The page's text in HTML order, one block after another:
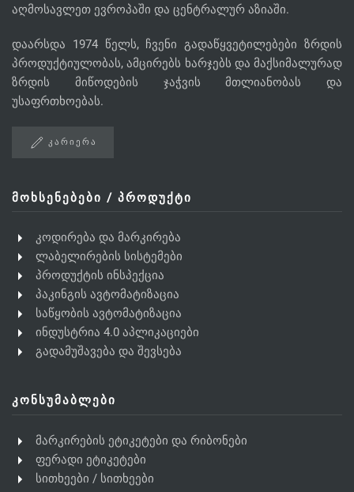
აღმოსავლეთ ევროპაში და ცენტრალურ აზიაში.
დაარსდა 1974 წელს, ჩვენი გადაწყვეტილებები ზრდის
პროდუქტიულობას, ამცირებს ხარჯებს და მაქსიმალურად
ზრდის მიწოდების ჯაჭვის მთლიანობას და
უსაფრთხოებას.
ᲙᲐᲠᲘᲔᲠᲐ
ᲛᲝᲮᲡᲔᲜᲔᲑᲔᲑᲘ / ᲞᲠᲝᲓᲣᲥᲢᲘ
კოდირება და მარკირება
ლაბელირების სისტემები
პროდუქტის ინსპექცია
პაკინგის ავტომატიზაცია
საწყობის ავტომატიზაცია
ინდუსტრია 4.0 აპლიკაციები
გადამუშავება და შევსება
ᲙᲝᲜᲡᲣᲛᲐᲑᲚᲔᲑᲘ
მარკირების ეტიკეტები და რიბონები
ფერადი ეტიკეტები
სითხეები / სითხეები